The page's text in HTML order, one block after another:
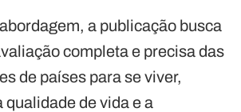
a publicação busca
completa e precisa das
de países para se viver,
qualidade de vida e a